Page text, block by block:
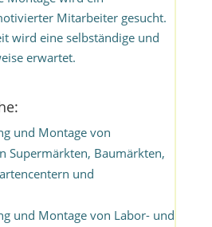
Mitarbeiter gesucht.
wird eine selbständige und
erwartet.
und Montage von
Supermärkten, Baumärkten,
und
und Montage von Labor- und